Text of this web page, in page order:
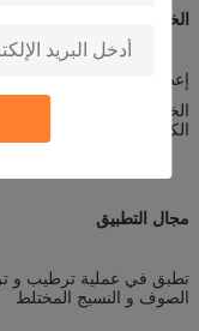
الخصائص
إعطاء يد ناعمة وكاملة
الخيوط الصوفية المعالجة
الكامل والمرن
مجال التطبيق
تطبق في عملية ترطيب و
الصوف و النسيج المختلط